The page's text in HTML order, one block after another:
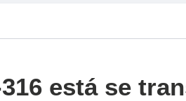
está se